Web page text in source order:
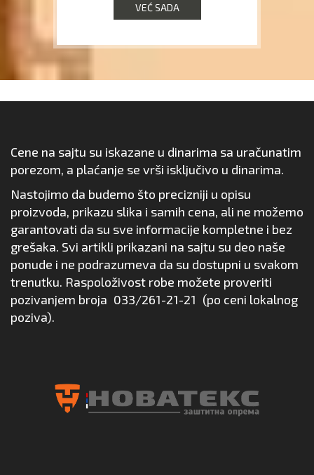
VEĆ SADA
Cene na sajtu su iskazane u dinarima sa uračunatim
porezom, a plaćanje se vrši isključivo u dinarima.
Nastojimo da budemo što precizniji u opisu
proizvoda, prikazu slika i samih cena, ali ne možemo
garantovati da su sve informacije kompletne i bez
grešaka. Svi artikli prikazani na sajtu su deo naše
ponude i ne podrazumeva da su dostupni u svakom
trenutku. Raspoloživost robe možete proveriti
pozivanjem broja 033/261-21-21 (po ceni lokalnog
poziva).